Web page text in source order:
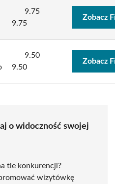
9.75
9.75
Zobacz
9.50
9.50
Zobacz
o widoczność swojej
tle konkurencji?
wizytówkę